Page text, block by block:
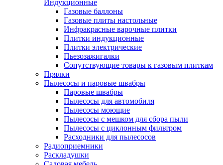
Индукционные
Газовые баллоны
Газовые плиты настольные
Инфракрасные варочные плитки
Плитки индукционные
Плитки электрические
Пьезозажигалки
Сопутствующие товары к газовым плиткам
Прялки
Пылесосы и паровые швабры
Паровые швабры
Пылесосы для автомобиля
Пылесосы моющие
Пылесосы с мешком для сбора пыли
Пылесосы с циклонным фильтром
Расходники для пылесосов
Радиоприемники
Раскладушки